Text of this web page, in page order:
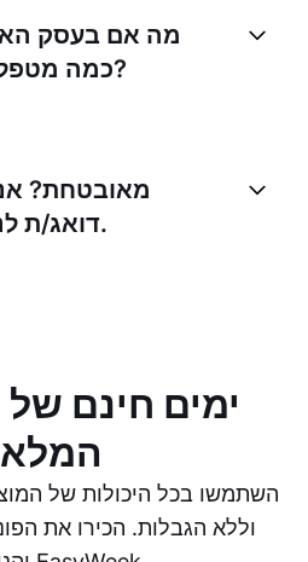
להפחית אי-הגעה ולשמור על לוח זמנים מסודר.
מה אם בעסק
כמה מטפלים או כמה סניפים?
הצוות והסניפים מפלטפורמה מרכזית אחת.
דואג/ת לנתוני הלקוחות שלי.
השתמשו בכל היכולות של
וללא הגבלות. הכירו את